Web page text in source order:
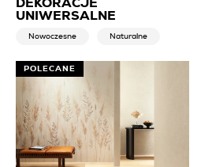
DEKORACJE
UNIWERSALNE
Nowoczesne Naturalne
POLECANE